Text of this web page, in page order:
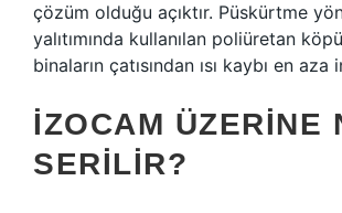
çözüm olduğu açıktır. Püskürtme
yalıtımında kullanılan poliüretan
binaların çatısından ısı kaybı en aza
İZOCAM ÜZERINE
SERILIR?